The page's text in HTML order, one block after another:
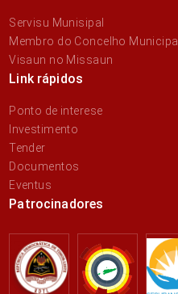
Servisu Munisipal
Membro do Concelho Municipal
Visaun no Missaun
Link rápidos
Ponto de interese
Investimento
Tender
Documentos
Eventus
Patrocinadores